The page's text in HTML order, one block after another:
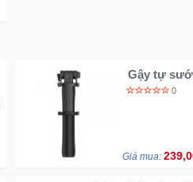
Gậy tự
0
Giá mua: